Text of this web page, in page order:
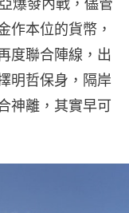
作本位的貨幣，
度聯合陣線，出
明哲保身，隔岸
神離，其實早可